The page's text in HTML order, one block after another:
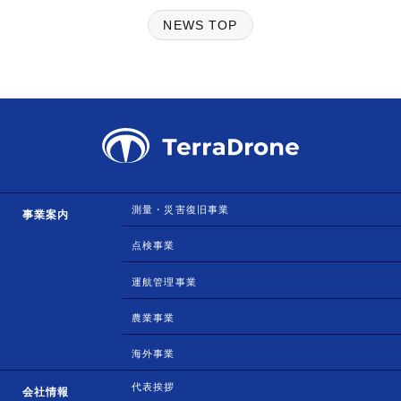
NEWS TOP
事業案内 測量・災害復旧事業
点検事業
運航管理事業
農業事業
海外事業
会社情報 代表挨拶